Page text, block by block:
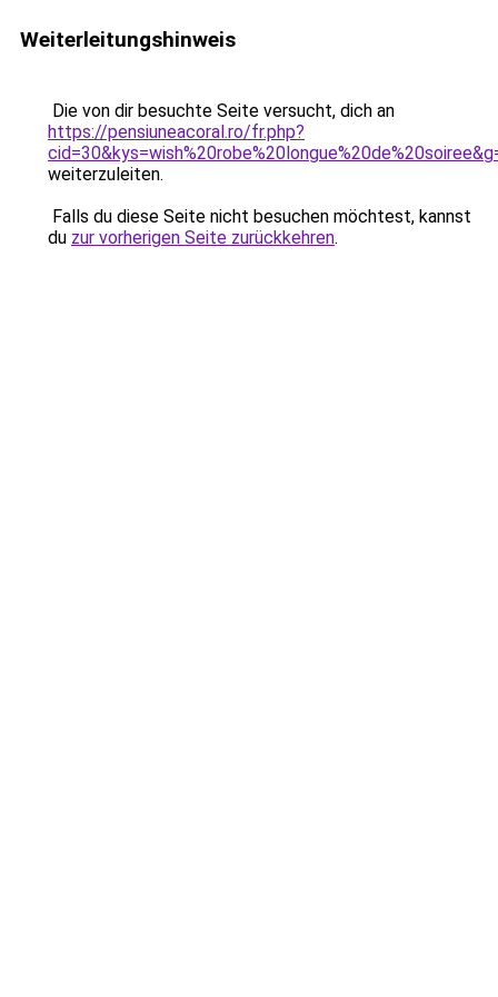
Weiterleitungshinweis
Die von dir besuchte Seite versucht, dich an
https://pensiuneacoral.ro/fr.php?
weiterzuleiten.
Falls du diese Seite nicht besuchen möchtest, kannst
du zur vorherigen Seite zurückkehren.